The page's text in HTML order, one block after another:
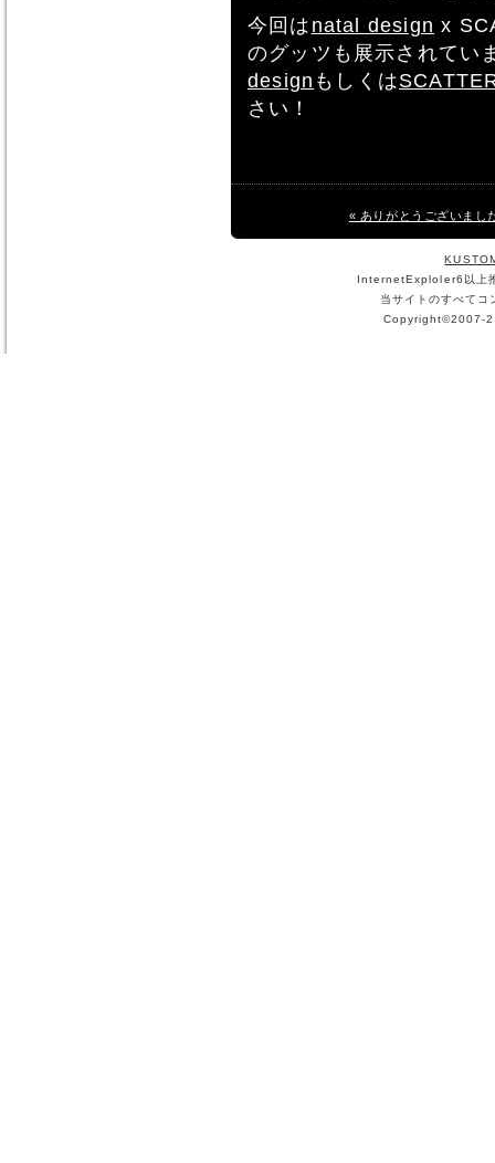
今回は natal design x
のグッツも展示されてい
design もしくは
さい！
« ありがとうございまし
InternetExploler6以上
当サイトのすべてコ
Copyright©2007-